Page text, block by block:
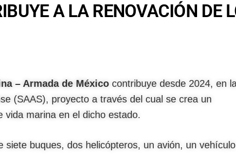
A LA RENOVACIÓN DE
– Armada de México contribuye desde 2024, en
(SAAS), proyecto a través del cual se crea un
vida marina en el dicho estado.
siete buques, dos helicópteros, un avión, un vehículo